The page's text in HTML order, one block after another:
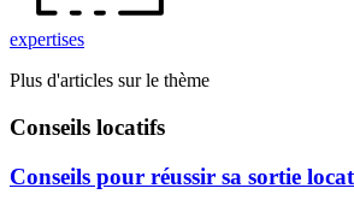
expertises
Plus d'articles sur le thème
Conseils locatifs
Conseils pour réussir sa sortie